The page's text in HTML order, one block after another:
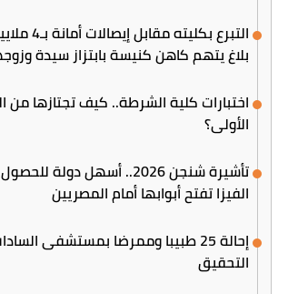
التبرع بكليته
بلاغ يتهم كاهن كنيسة بابتزاز سيدة
اختبارات كلية الشرطة.. كيف تجتازها من
الأولى؟
تأشيرة شنجن 2026.. أسهل دولة
الفيزا تفتح أبوابها أمام المصريين
إحالة 25 طبيبا وممرضا بمستشفى
التحقيق